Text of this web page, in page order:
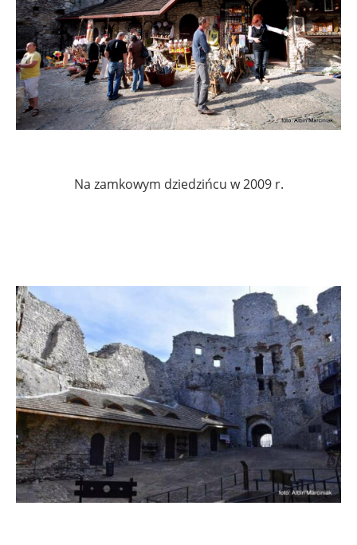
Na zamkowym dziedzińcu w 2009 r.